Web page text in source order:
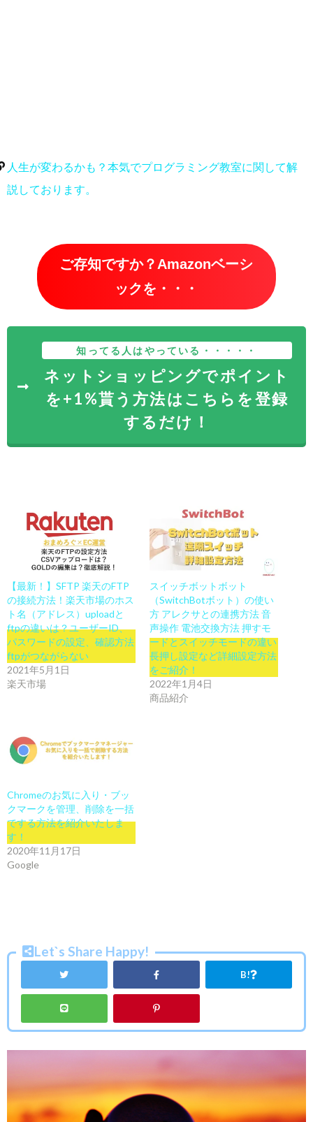
人生が変わるかも？本気でプログラミング教室に関して解
説しております。
ご存知ですか？Amazonベーシ
ックを・・・
知ってる人はやっている・・・・・
ネットショッピングでポイント
を+1%貰う方法はこちらを登録
するだけ！
【最新！】SFTP 楽天のFTP
の接続方法！楽天市場のホス
ト名（アドレス）uploadと
ftpの違いは？ユーザーID、
パスワードの設定、確認方法
ftpがつながらない
2021年5月1日
楽天市場
スイッチボットボット
（SwitchBotボット）の使い
方 アレクサとの連携方法 音
声操作 電池交換方法 押すモ
ードとスイッチモードの違い
長押し設定など詳細設定方法
をご紹介！
2022年1月4日
商品紹介
Chromeのお気に入り・ブッ
クマークを管理、削除を一括
でする方法を紹介いたしま
す！
2020年11月17日
Google
Let`s Share Happy!
B!